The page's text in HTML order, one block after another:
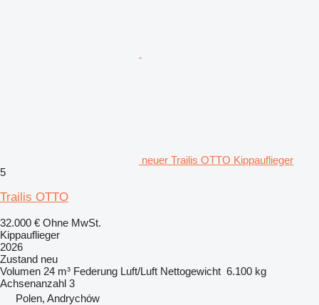
neuer Trailis OTTO Kippauflieger
5
Trailis OTTO
32.000 € Ohne MwSt.
Kippauflieger
2026
Zustand neu
Volumen 24 m³ Federung Luft/Luft Nettogewicht 6.100 kg
Achsenanzahl 3
Polen, Andrychów